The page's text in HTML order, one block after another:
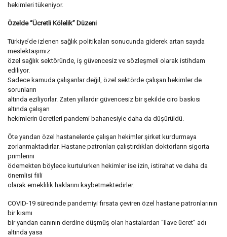
hekimleri tükeniyor.
Özelde “Ücretli Kölelik” Düzeni
Türkiye’de izlenen sağlık politikaları sonucunda giderek artan sayıda
meslektaşımız
özel sağlık sektöründe, iş güvencesiz ve sözleşmeli olarak istihdam
ediliyor.
Sadece kamuda çalışanlar değil, özel sektörde çalışan hekimler de
sorunların
altında eziliyorlar. Zaten yıllardır güvencesiz bir şekilde ciro baskısı
altında çalışan
hekimlerin ücretleri pandemi bahanesiyle daha da düşürüldü.
Öte yandan özel hastanelerde çalışan hekimler şirket kurdurmaya
zorlanmaktadırlar. Hastane patronları çalıştırdıkları doktorların sigorta
primlerini
ödemekten böylece kurtulurken hekimler ise izin, istirahat ve daha da
önemlisi fiili
olarak emeklilik haklarını kaybetmektedirler.
COVID-19 sürecinde pandemiyi fırsata çeviren özel hastane patronlarının
bir kısmı
bir yandan canının derdine düşmüş olan hastalardan “ilave ücret” adı
altında yasa